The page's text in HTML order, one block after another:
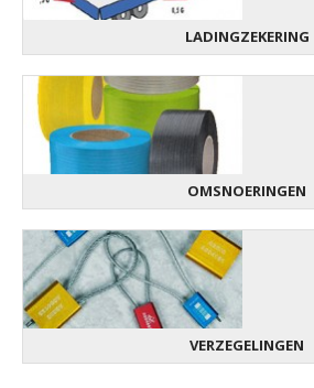
LADINGZEKERING
OMSNOERINGEN
VERZEGELINGEN